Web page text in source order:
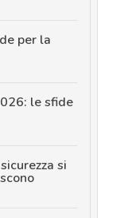
per la
le sfide
si